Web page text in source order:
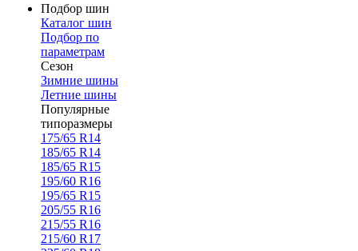
Подбор шин
Каталог шин
Подбор по
параметрам
Сезон
Зимние шины
Летние шины
Популярные
типоразмеры
175/65 R14
185/65 R14
185/65 R15
195/60 R16
195/65 R15
205/55 R16
215/55 R16
215/60 R17